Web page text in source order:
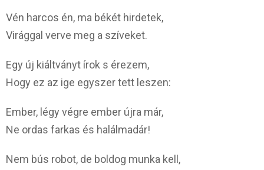
Vén harcos én, ma békét hirdetek,
Virággal verve meg a szíveket.
Egy új kiáltványt írok s érezem,
Hogy ez az ige egyszer tett leszen:
Ember, légy végre ember újra már,
Ne ordas farkas és halálmadár!
Nem bús robot, de boldog munka kell,